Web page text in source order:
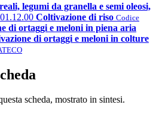
legumi da granella e semi oleosi,
01.12.00 Coltivazione di riso Codice
di ortaggi e meloni in piena aria
di ortaggi e meloni in colture
scheda, mostrato in sintesi.